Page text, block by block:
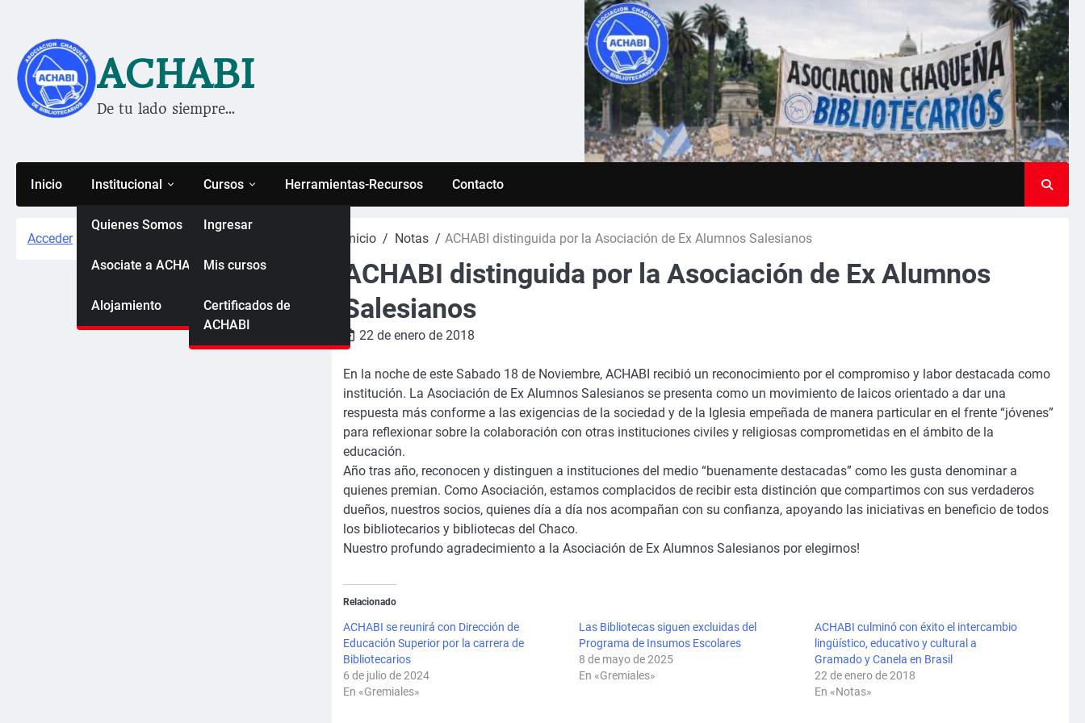
contenido
ACHABI
De tu lado siempre…
Inicio Institucional
Quienes Somos
Asociate a ACHABI
Alojamiento
Cursos
Ingresar
Mis cursos
Certificados de
ACHABI
Herramientas-Recursos Contacto
Inicio Notas ACHABI distinguida por la Asociación de Ex Alumnos Salesianos
ACHABI distinguida por la Asociación de Ex Alumnos
Salesianos
22 de enero de 2018
En la noche de este Sabado 18 de Noviembre, ACHABI recibió un reconocimiento por el compromiso y labor destacada como
institución. La Asociación de Ex Alumnos Salesianos se presenta como un movimiento de laicos orientado a dar una
respuesta más conforme a las exigencias de la sociedad y de la Iglesia empeñada de manera particular en el frente “jóvenes”
para reflexionar sobre la colaboración con otras instituciones civiles y religiosas comprometidas en el ámbito de la
educación.
Año tras año, reconocen y distinguen a instituciones del medio “buenamente destacadas” como les gusta denominar a
quienes premian. Como Asociación, estamos complacidos de recibir esta distinción que compartimos con sus verdaderos
dueños, nuestros socios, quienes día a día nos acompañan con su confianza, apoyando las iniciativas en beneficio de todos
los bibliotecarios y bibliotecas del Chaco.
Nuestro profundo agradecimiento a la Asociación de Ex Alumnos Salesianos por elegirnos!
Relacionado
ACHABI se reunirá con Dirección de
Educación Superior por la carrera de
Bibliotecarios
6 de julio de 2024
En «Gremiales»
Las Bibliotecas siguen excluidas del
Programa de Insumos Escolares
8 de mayo de 2025
En «Gremiales»
ACHABI culminó con éxito el intercambio
lingüístico, educativo y cultural a
Gramado y Canela en Brasil
22 de enero de 2018
En «Notas»
Acceder